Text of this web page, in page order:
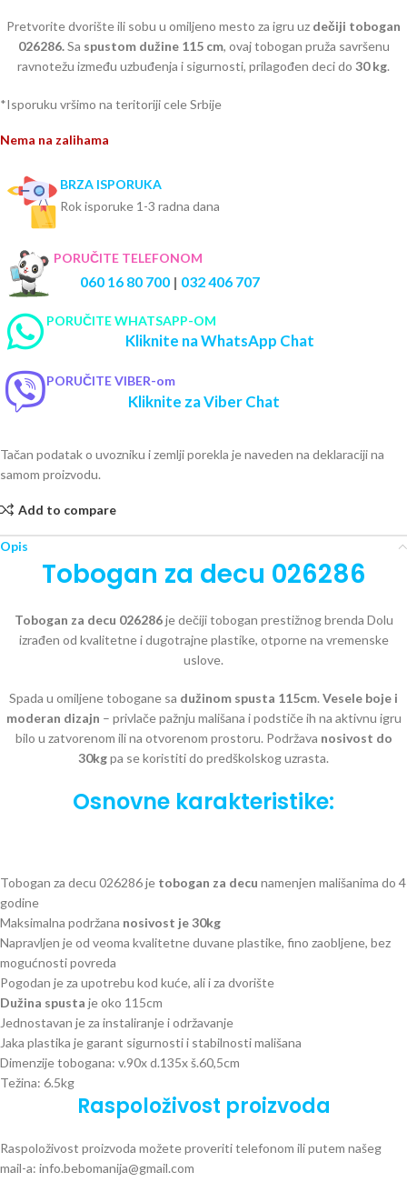
Pretvorite dvorište ili sobu u omiljeno mesto za igru uz dečiji tobogan
026286.Sa spustom dužine 115 cm, ovaj tobogan pruža savršenu
ravnotežu između uzbuđenja i sigurnosti, prilagođen deci do 30 kg.
*Isporuku vršimo na teritoriji cele Srbije
Nema na zalihama
BRZA ISPORUKA
Rok isporuke 1-3 radna dana
PORUČITE TELEFONOM
060 16 80 700 | 032 406 707
PORUČITE WHATSAPP-OM
Kliknite na WhatsApp Chat
PORUČITE VIBER-om
Kliknite za Viber Chat
Tačan podatak o uvozniku i zemlji porekla je naveden na deklaraciji na
samom proizvodu.
Add to compare
Opis
Tobogan za decu 026286
Tobogan za decu 026286je dečiji tobogan prestižnog brenda Dolu
izrađen od kvalitetne i dugotrajne plastike, otporne na vremenske
uslove.
Spada u omiljene tobogane sa dužinom spusta 115cm. Vesele boje i
moderan dizajn – privlače pažnju mališana i podstiče ih na aktivnu igru
bilo u zatvorenom ili na otvorenom prostoru. Podržava nosivost do
30kgpa se koristiti do predškolskog uzrasta.
Osnovne karakteristike:
Tobogan za decu 026286je tobogan za decu namenjen mališanima do 4
godine
Maksimalna podržana nosivost je 30kg
Napravljen je od veoma kvalitetne duvane plastike, fino zaobljene, bez
mogućnosti povreda
Pogodan je za upotrebu kod kuće, ali i za dvorište
Dužina spusta je oko 115cm
Jednostavan je za instaliranje i održavanje
Jaka plastika je garant sigurnosti i stabilnosti mališana
Dimenzije tobogana: v.90x d.135x š.60,5cm
Težina: 6.5kg
Raspoloživost proizvoda
Raspoloživost proizvoda možete proveriti telefonom ili putem našeg
mail-a: info.bebomanija@gmail.com